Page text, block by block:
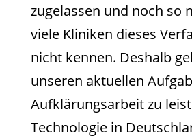
zugelassen und noch so
viele Kliniken dieses
nicht kennen. Deshalb
unseren aktuellen
Aufklärungsarbeit zu
Technologie in